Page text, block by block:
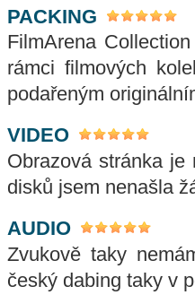
PACKING
FilmArena
rámci filmových
podařeným
VIDEO
Obrazová stránka
disků jsem nenašla
AUDIO
Zvukově taky
český dabing taky v